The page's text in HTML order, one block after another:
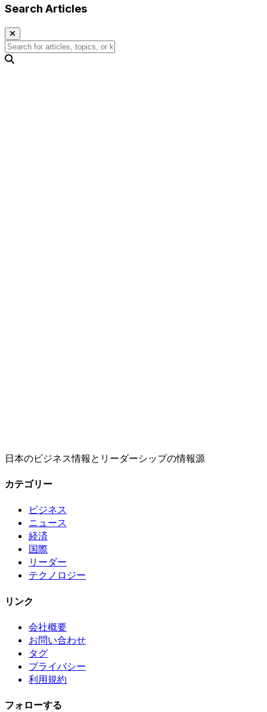
Search Articles
日本のビジネス情報とリーダーシップの情報源
カテゴリー
ビジネス
ニュース
経済
国際
リーダー
テクノロジー
リンク
会社概要
お問い合わせ
タグ
プライバシー
利用規約
フォローする